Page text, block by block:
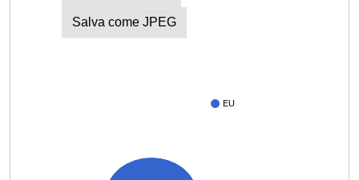
Salva come JPEG
EU